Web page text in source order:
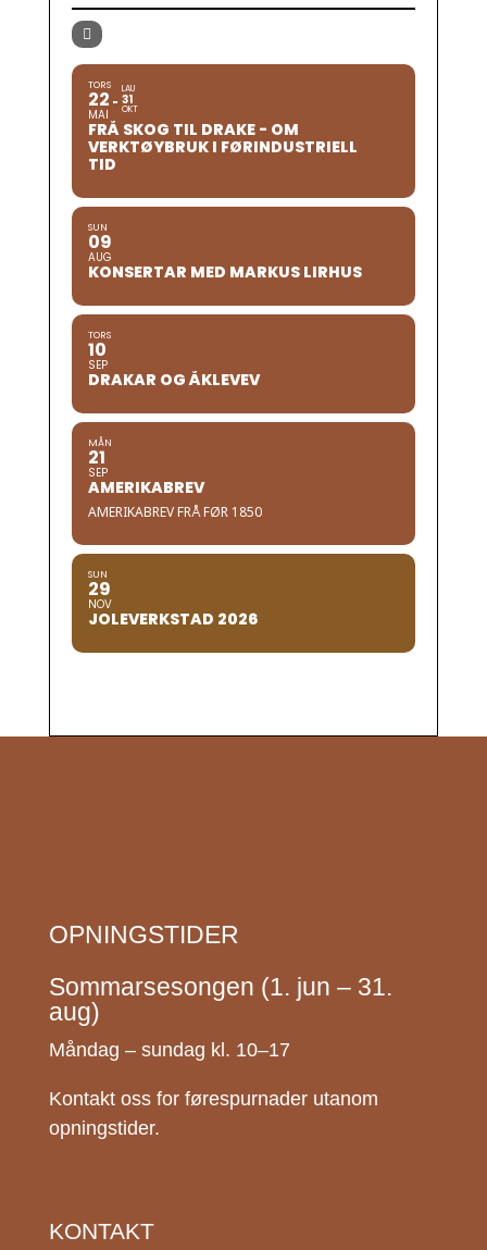
TORS
22
MAI
LAU
31
OKT
FRÅ SKOG TIL DRAKE - OM
VERKTØYBRUK I FØRINDUSTRIELL
TID
SUN
09
AUG
KONSERTAR MED MARKUS LIRHUS
TORS
10
SEP
DRAKAR OG ÅKLEVEV
MÅN
21
SEP
AMERIKABREV
AMERIKABREV FRÅ FØR 1850
SUN
29
NOV
JOLEVERKSTAD 2026
OPNINGSTIDER
Sommarsesongen (1. jun – 31.
aug)
Måndag – sundag kl. 10–17
Kontakt oss for førespurnader utanom
opningstider.
KONTAKT